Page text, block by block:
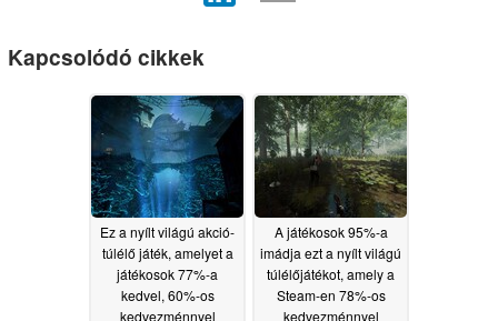
Kapcsolódó cikkek
Ez a nyílt világú akció-
túlélő játék, amelyet a
játékosok 77%-a
kedvel, 60%-os
kedvezménnyel
A játékosok 95%-a
imádja ezt a nyílt világú
túlélőjátékot, amely a
Steam-en 78%-os
kedvezménnyel